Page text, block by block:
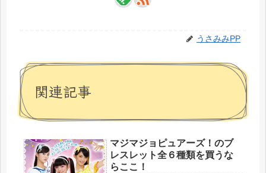
うさみみPP
関連記事
マジマジョピュアーズ！のブ
レスレット全６種類を買うな
らここ！